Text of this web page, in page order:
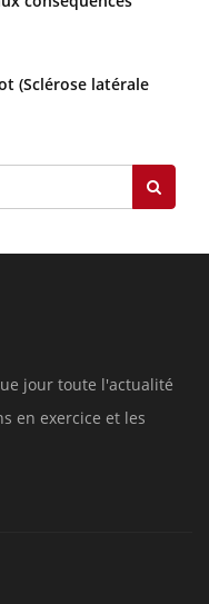
(Sclérose latérale
jour toute l'actualité
en exercice et les